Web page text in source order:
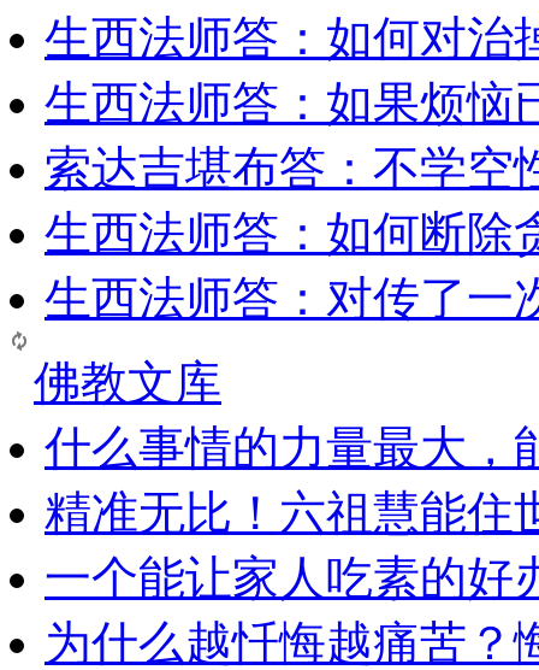
生西法师答：如何对治
生西法师答：如果烦恼
索达吉堪布答：​不学空
生西法师答：如何断除
生西法师答：对传了一
佛教文库
什么事情的力量最大，
精准无比！六祖慧能住
一个能让家人吃素的好
为什么越忏悔越痛苦？